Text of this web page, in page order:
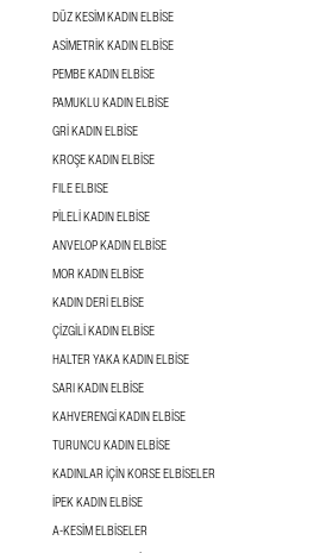
DÜZ KESIM KADIN ELBISE
ASIMETRIK KADIN ELBISE
PEMBE KADIN ELBISE
PAMUKLU KADIN ELBISE
GRI KADIN ELBISE
KROŞE KADIN ELBISE
FILE ELBISE
PILELI KADIN ELBISE
ANVELOP KADIN ELBISE
MOR KADIN ELBISE
KADIN DERI ELBISE
ÇIZGILI KADIN ELBISE
HALTER YAKA KADIN ELBISE
SARI KADIN ELBISE
KAHVERENGI KADIN ELBISE
TURUNCU KADIN ELBISE
KADINLAR IÇIN KORSE ELBISELER
İPEK KADIN ELBISE
A-KESIM ELBISELER